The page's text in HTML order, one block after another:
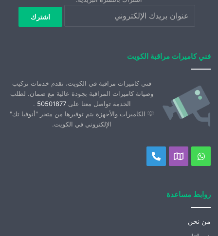
فني كاميرات مراقبة الكويت
فني كاميرات مراقبة في الكويت، نقدم خدمات تركيب
وصيانة كاميرات المراقبة بجودة عالية مع ضمان. لطلب
الخدمة تواصل معنا على50501877
.
💡 الكاميرات والأجهزة يتم توفيرها من متجر "أنوفيا تك"
الإلكتروني في الكويت.
واتسابموقعنا
خريطة
اتصل
روابط مساعدة
من نحن